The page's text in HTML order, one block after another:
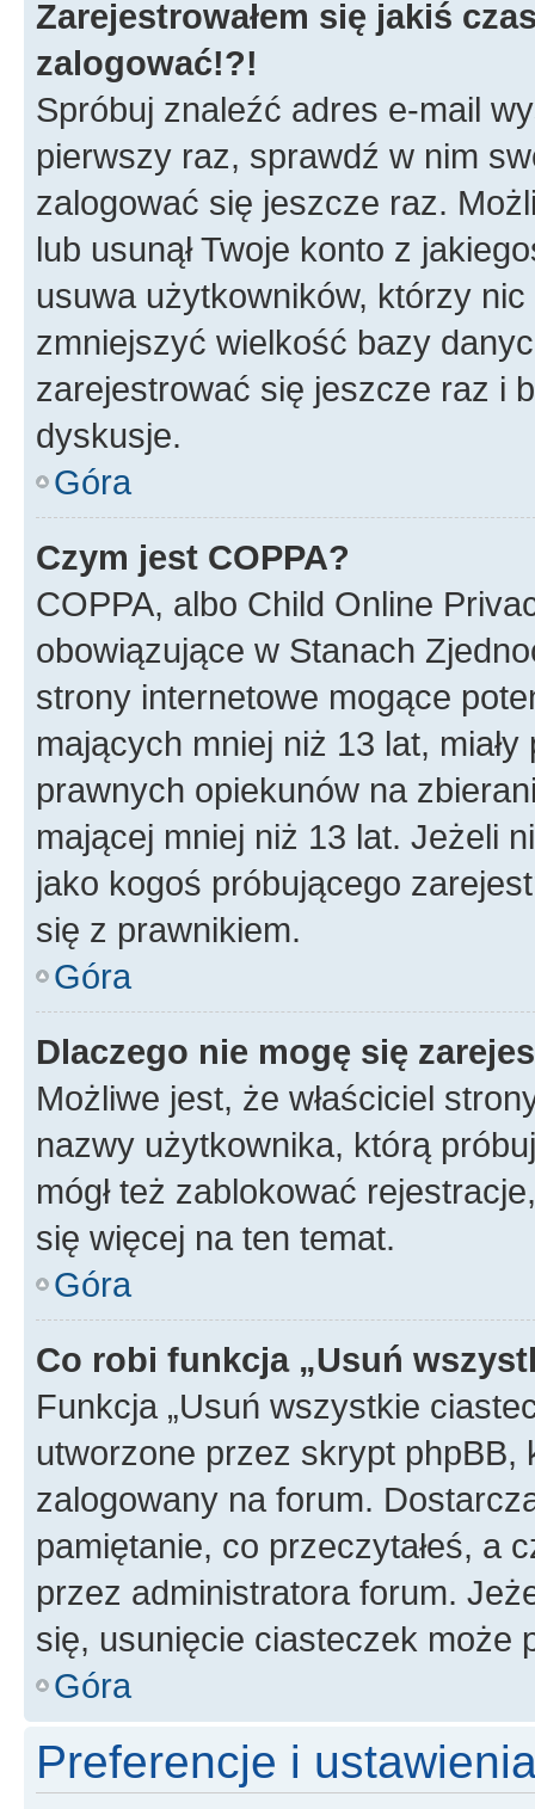
Zarejestrowałem się jakiś
zalogować!?!
Spróbuj znaleźć adres e-mail
pierwszy raz, sprawdź w nim
zalogować się jeszcze raz.
lub usunął Twoje konto z
usuwa użytkowników, którzy
zmniejszyć wielkość bazy
zarejestrować się jeszcze raz i
dyskusje.
Góra
Czym jest COPPA?
COPPA, albo Child Online
obowiązujące w Stanach
strony internetowe mogące
mających mniej niż 13 lat,
prawnych opiekunów na
mającej mniej niż 13 lat. Jeżeli
jako kogoś próbującego
się z prawnikiem.
Góra
Dlaczego nie mogę się
Możliwe jest, że właściciel
nazwy użytkownika, którą
mógł też zablokować
się więcej na ten temat.
Góra
Co robi funkcja „Usuń
Funkcja „Usuń wszystkie
utworzone przez skrypt
zalogowany na forum.
pamiętanie, co przeczytałeś, a
przez administratora forum.
się, usunięcie ciasteczek może
Góra
Preferencje i